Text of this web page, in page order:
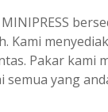
Kami
Pakar
semua yang